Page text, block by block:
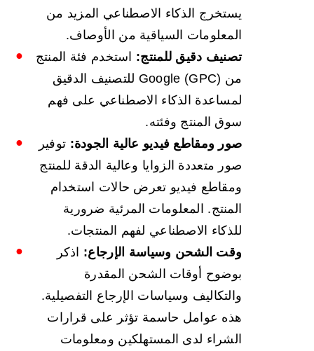
يستخرج الذكاء الاصطناعي المزيد من
المعلومات السياقية من الأوصاف.
تصنيف دقيق للمنتج: استخدم فئة المنتج
من Google (GPC) للتصنيف الدقيق
لمساعدة الذكاء الاصطناعي على فهم
سوق المنتج وفئته.
صور ومقاطع فيديو عالية الجودة: توفير
صور متعددة الزوايا وعالية الدقة للمنتج
ومقاطع فيديو تعرض حالات استخدام
المنتج. المعلومات المرئية ضرورية
للذكاء الاصطناعي لفهم المنتجات.
وقت الشحن وسياسة الإرجاع: اذكر
بوضوح أوقات الشحن المقدرة
والتكاليف وسياسات الإرجاع التفصيلية.
هذه عوامل حاسمة تؤثر على قرارات
الشراء لدى المستهلكين ومعلومات